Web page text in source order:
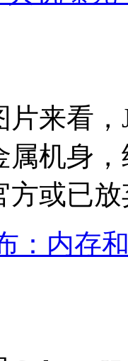
片来看
属机身
方或已
：内存